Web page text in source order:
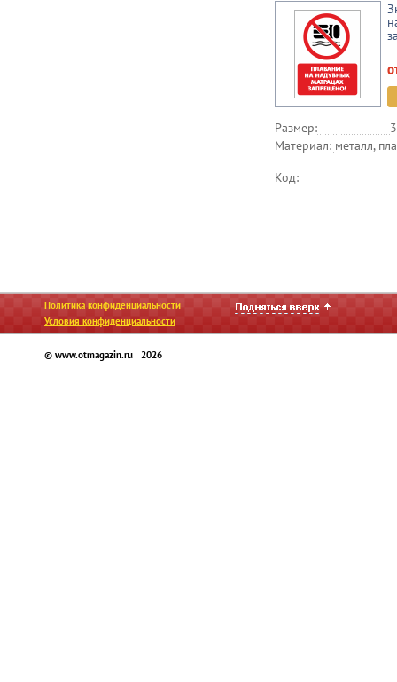
Размер:
Материал: металл,
Код:
Политика конфиденциальности
Условия конфиденциальности
© www.otmagazin.ru 2026